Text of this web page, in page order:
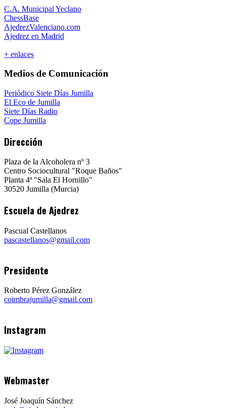
C.A. Municipal Yeclano
ChessBase
AjedrezValenciano.com
Ajedrez en Madrid
+ enlaces
Medios de Comunicación
Periódico Siete Días Jumilla
El Eco de Jumilla
Siete Días Radio
Cope Jumilla
Dirección
Plaza de la Alcoholera nº 3
Centro Sociocultural "Roque Baños"
Planta 4ª "Sala El Hornillo"
30520 Jumilla (Murcia)
Escuela de Ajedrez
Pascual Castellanos
pascastellanos@gmail.com
Presidente
Roberto Pérez González
coimbrajumilla@gmail.com
Instagram
Webmaster
José Joaquín Sánchez